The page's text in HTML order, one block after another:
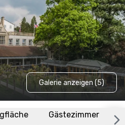
Galerie anzeigen (5)
Gästezimmer